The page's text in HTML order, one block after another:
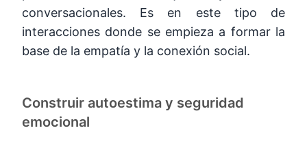
conversacionales. Es en este tipo de
interacciones donde se empieza a formar la
base de la empatía y la conexión social.
Construir autoestima y seguridad
emocional